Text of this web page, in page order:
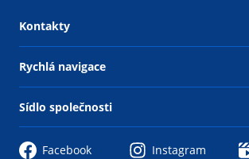
Kontakty
Rychlá navigace
Sídlo společnosti
Facebook Instagram